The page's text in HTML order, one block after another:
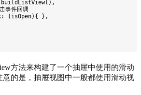
事件回调
(isOpen){ },
方法来构建了一个抽屉中使用的滑动
意的是，抽屉视图中一般都使用滑动视